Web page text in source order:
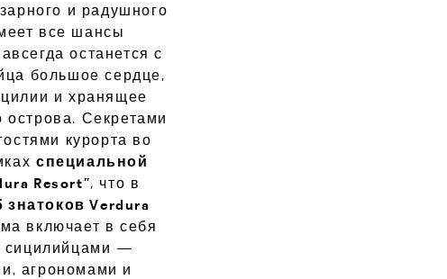
и радушного
все шансы
останется с
большое сердце,
и хранящее
острова. Секретами
курорта во
специальной
Resort”, что в
знатоков Verdura
включает в себя
сицилийцами —
агрономами и